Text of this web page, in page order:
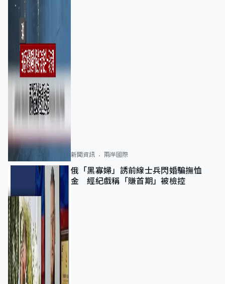
新聞資訊 兩岸國際
俄「黑寡婦」誘前線士兵閃婚騙撫恤
金 經紀戲稱「賺首期」被檢控